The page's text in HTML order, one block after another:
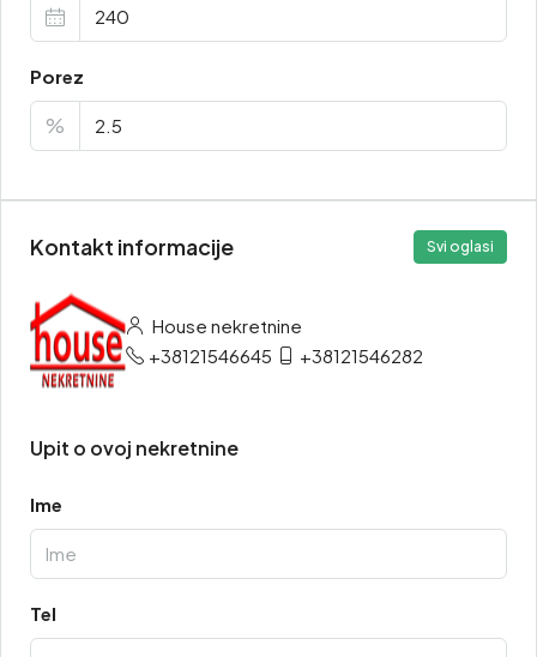
Porez
%
Kontakt informacije Svi oglasi
House nekretnine
+38121546645
+38121546282
Upit o ovoj nekretnine
Ime
Tel